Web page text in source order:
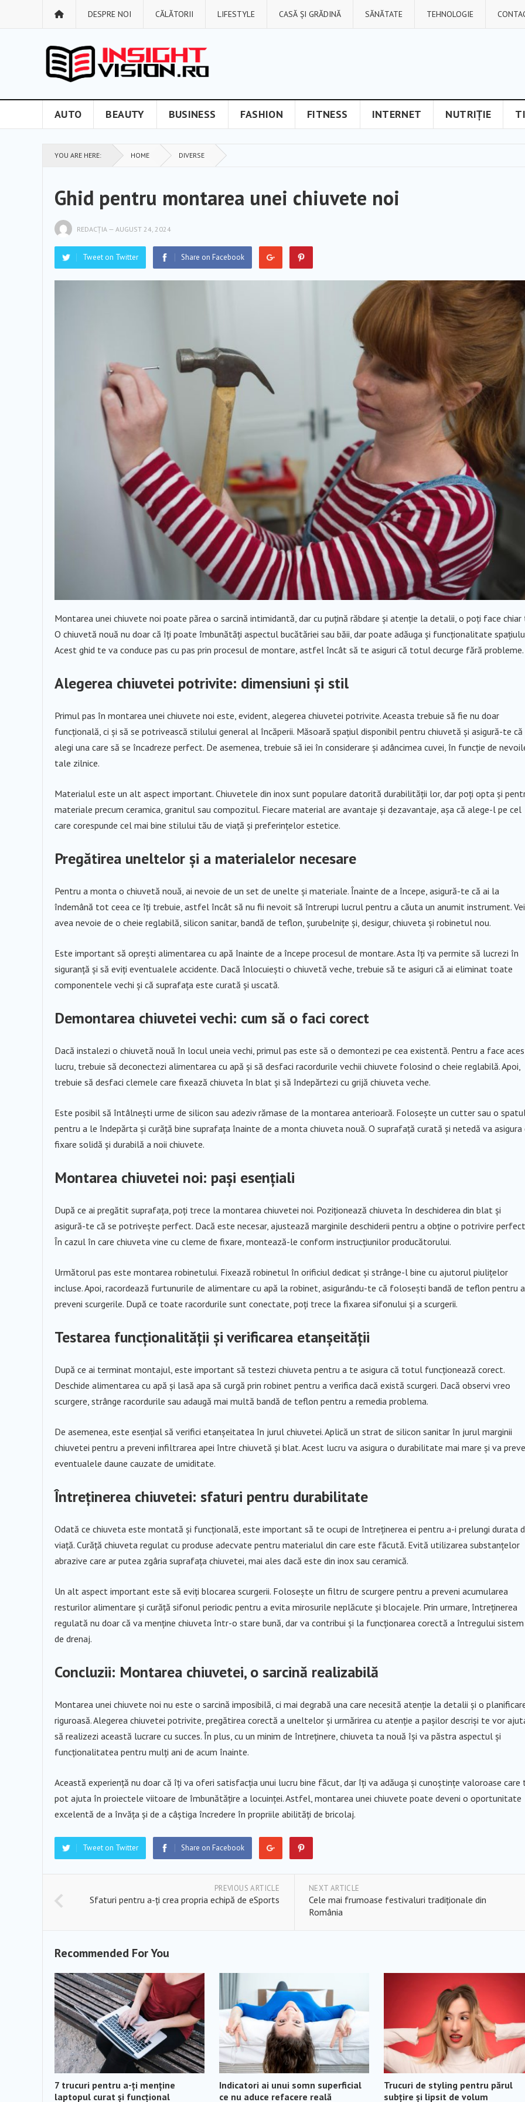
DESPRE NOI CĂLĂTORII LIFESTYLE CASĂ ȘI GRĂDINĂ SĂNĂTATE TEHNOLOGIE
AUTO BEAUTY BUSINESS FASHION FITNESS INTERNET NUTRIȚIE
YOU ARE HERE: HOME DIVERSE
Ghid pentru montarea unei chiuvete noi
REDACȚIA — AUGUST 24, 2024
Tweet on Twitter Share on Facebook
Montarea unei chiuvete noi poate părea o sarcină intimidantă, dar cu puțină răbdare și atenție la detalii, o poți face chiar
O chiuvetă nouă nu doar că îți poate îmbunătăți aspectul bucătăriei sau băii, dar poate adăuga și funcționalitate
Acest ghid te va conduce pas cu pas prin procesul de montare, astfel încât să te asiguri că totul decurge fără probleme.
Alegerea chiuvetei potrivite: dimensiuni și stil
Primul pas în montarea unei chiuvete noi este, evident, alegerea chiuvetei potrivite. Aceasta trebuie să fie nu doar
funcțională, ci și să se potrivească stilului general al încăperii. Măsoară spațiul disponibil pentru chiuvetă și asigură-te că
alegi una care să se încadreze perfect. De asemenea, trebuie să iei în considerare și adâncimea cuvei, în funcție de
tale zilnice.
Materialul este un alt aspect important. Chiuvetele din inox sunt populare datorită durabilității lor, dar poți opta și
materiale precum ceramica, granitul sau compozitul. Fiecare material are avantaje și dezavantaje, așa că alege-l pe cel
care corespunde cel mai bine stilului tău de viață și preferințelor estetice.
Pregătirea uneltelor și a materialelor necesare
Pentru a monta o chiuvetă nouă, ai nevoie de un set de unelte și materiale. Înainte de a începe, asigură-te că ai la
îndemână tot ceea ce îți trebuie, astfel încât să nu fii nevoit să întrerupi lucrul pentru a căuta un anumit instrument. Vei
avea nevoie de o cheie reglabilă, silicon sanitar, bandă de teflon, șurubelnițe și, desigur, chiuveta și robinetul nou.
Este important să oprești alimentarea cu apă înainte de a începe procesul de montare. Asta îți va permite să lucrezi în
siguranță și să eviți eventualele accidente. Dacă înlocuiești o chiuvetă veche, trebuie să te asiguri că ai eliminat toate
componentele vechi și că suprafața este curată și uscată.
Demontarea chiuvetei vechi: cum să o faci corect
Dacă instalezi o chiuvetă nouă în locul uneia vechi, primul pas este să o demontezi pe cea existentă. Pentru a face
lucru, trebuie să deconectezi alimentarea cu apă și să desfaci racordurile vechii chiuvete folosind o cheie reglabilă. Apoi,
trebuie să desfaci clemele care fixează chiuveta în blat și să îndepărtezi cu grijă chiuveta veche.
Este posibil să întâlnești urme de silicon sau adeziv rămase de la montarea anterioară. Folosește un cutter sau o
pentru a le îndepărta și curăță bine suprafața înainte de a monta chiuveta nouă. O suprafață curată și netedă va asigura
fixare solidă și durabilă a noii chiuvete.
Montarea chiuvetei noi: pași esențiali
După ce ai pregătit suprafața, poți trece la montarea chiuvetei noi. Poziționează chiuveta în deschiderea din blat și
asigură-te că se potrivește perfect. Dacă este necesar, ajustează marginile deschiderii pentru a obține o potrivire
În cazul în care chiuveta vine cu cleme de fixare, montează-le conform instrucțiunilor producătorului.
Următorul pas este montarea robinetului. Fixează robinetul în orificiul dedicat și strânge-l bine cu ajutorul piulițelor
incluse. Apoi, racordează furtunurile de alimentare cu apă la robinet, asigurându-te că folosești bandă de teflon pentru a
preveni scurgerile. După ce toate racordurile sunt conectate, poți trece la fixarea sifonului și a scurgerii.
Testarea funcționalității și verificarea etanșeității
După ce ai terminat montajul, este important să testezi chiuveta pentru a te asigura că totul funcționează corect.
Deschide alimentarea cu apă și lasă apa să curgă prin robinet pentru a verifica dacă există scurgeri. Dacă observi vreo
scurgere, strânge racordurile sau adaugă mai multă bandă de teflon pentru a remedia problema.
De asemenea, este esențial să verifici etanșeitatea în jurul chiuvetei. Aplică un strat de silicon sanitar în jurul marginii
chiuvetei pentru a preveni infiltrarea apei între chiuvetă și blat. Acest lucru va asigura o durabilitate mai mare și va
eventualele daune cauzate de umiditate.
Întreținerea chiuvetei: sfaturi pentru durabilitate
Odată ce chiuveta este montată și funcțională, este important să te ocupi de întreținerea ei pentru a-i prelungi durata
viață. Curăță chiuveta regulat cu produse adecvate pentru materialul din care este făcută. Evită utilizarea substanțelor
abrazive care ar putea zgâria suprafața chiuvetei, mai ales dacă este din inox sau ceramică.
Un alt aspect important este să eviți blocarea scurgerii. Folosește un filtru de scurgere pentru a preveni acumularea
resturilor alimentare și curăță sifonul periodic pentru a evita mirosurile neplăcute și blocajele. Prin urmare, întreținerea
regulată nu doar că va menține chiuveta într-o stare bună, dar va contribui și la funcționarea corectă a întregului sistem
de drenaj.
Concluzii: Montarea chiuvetei, o sarcină realizabilă
Montarea unei chiuvete noi nu este o sarcină imposibilă, ci mai degrabă una care necesită atenție la detalii și o
riguroasă. Alegerea chiuvetei potrivite, pregătirea corectă a uneltelor și urmărirea cu atenție a pașilor descriși te vor
să realizezi această lucrare cu succes. În plus, cu un minim de întreținere, chiuveta ta nouă își va păstra aspectul și
funcționalitatea pentru mulți ani de acum înainte.
Această experiență nu doar că îți va oferi satisfacția unui lucru bine făcut, dar îți va adăuga și cunoștințe valoroase care
pot ajuta în proiectele viitoare de îmbunătățire a locuinței. Astfel, montarea unei chiuvete poate deveni o oportunitate
excelentă de a învăța și de a câștiga încredere în propriile abilități de bricolaj.
Tweet on Twitter Share on Facebook
PREVIOUS ARTICLE
Sfaturi pentru a-ți crea propria echipă de eSports
NEXT ARTICLE
Cele mai frumoase festivaluri tradiționale din
România
Recommended For You
7 trucuri pentru a-ți menține
laptopul curat și funcțional
Indicatori ai unui somn superficial
ce nu aduce refacere reală
Trucuri de styling pentru părul
subțire și lipsit de volum